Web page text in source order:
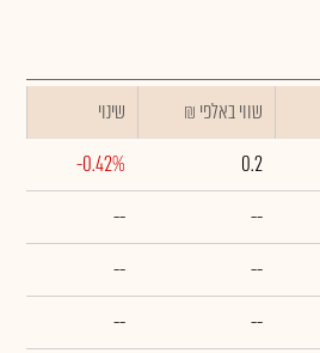
₪ שווי באלפי
שינוי
0.2
-0.42%
--
--
--
--
--
--